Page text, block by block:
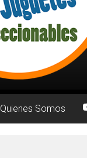
Quienes Somos